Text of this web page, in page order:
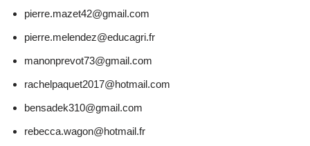
pierre.mazet42@gmail.com
pierre.melendez@educagri.fr
manonprevot73@gmail.com
rachelpaquet2017@hotmail.com
bensadek310@gmail.com
rebecca.wagon@hotmail.fr